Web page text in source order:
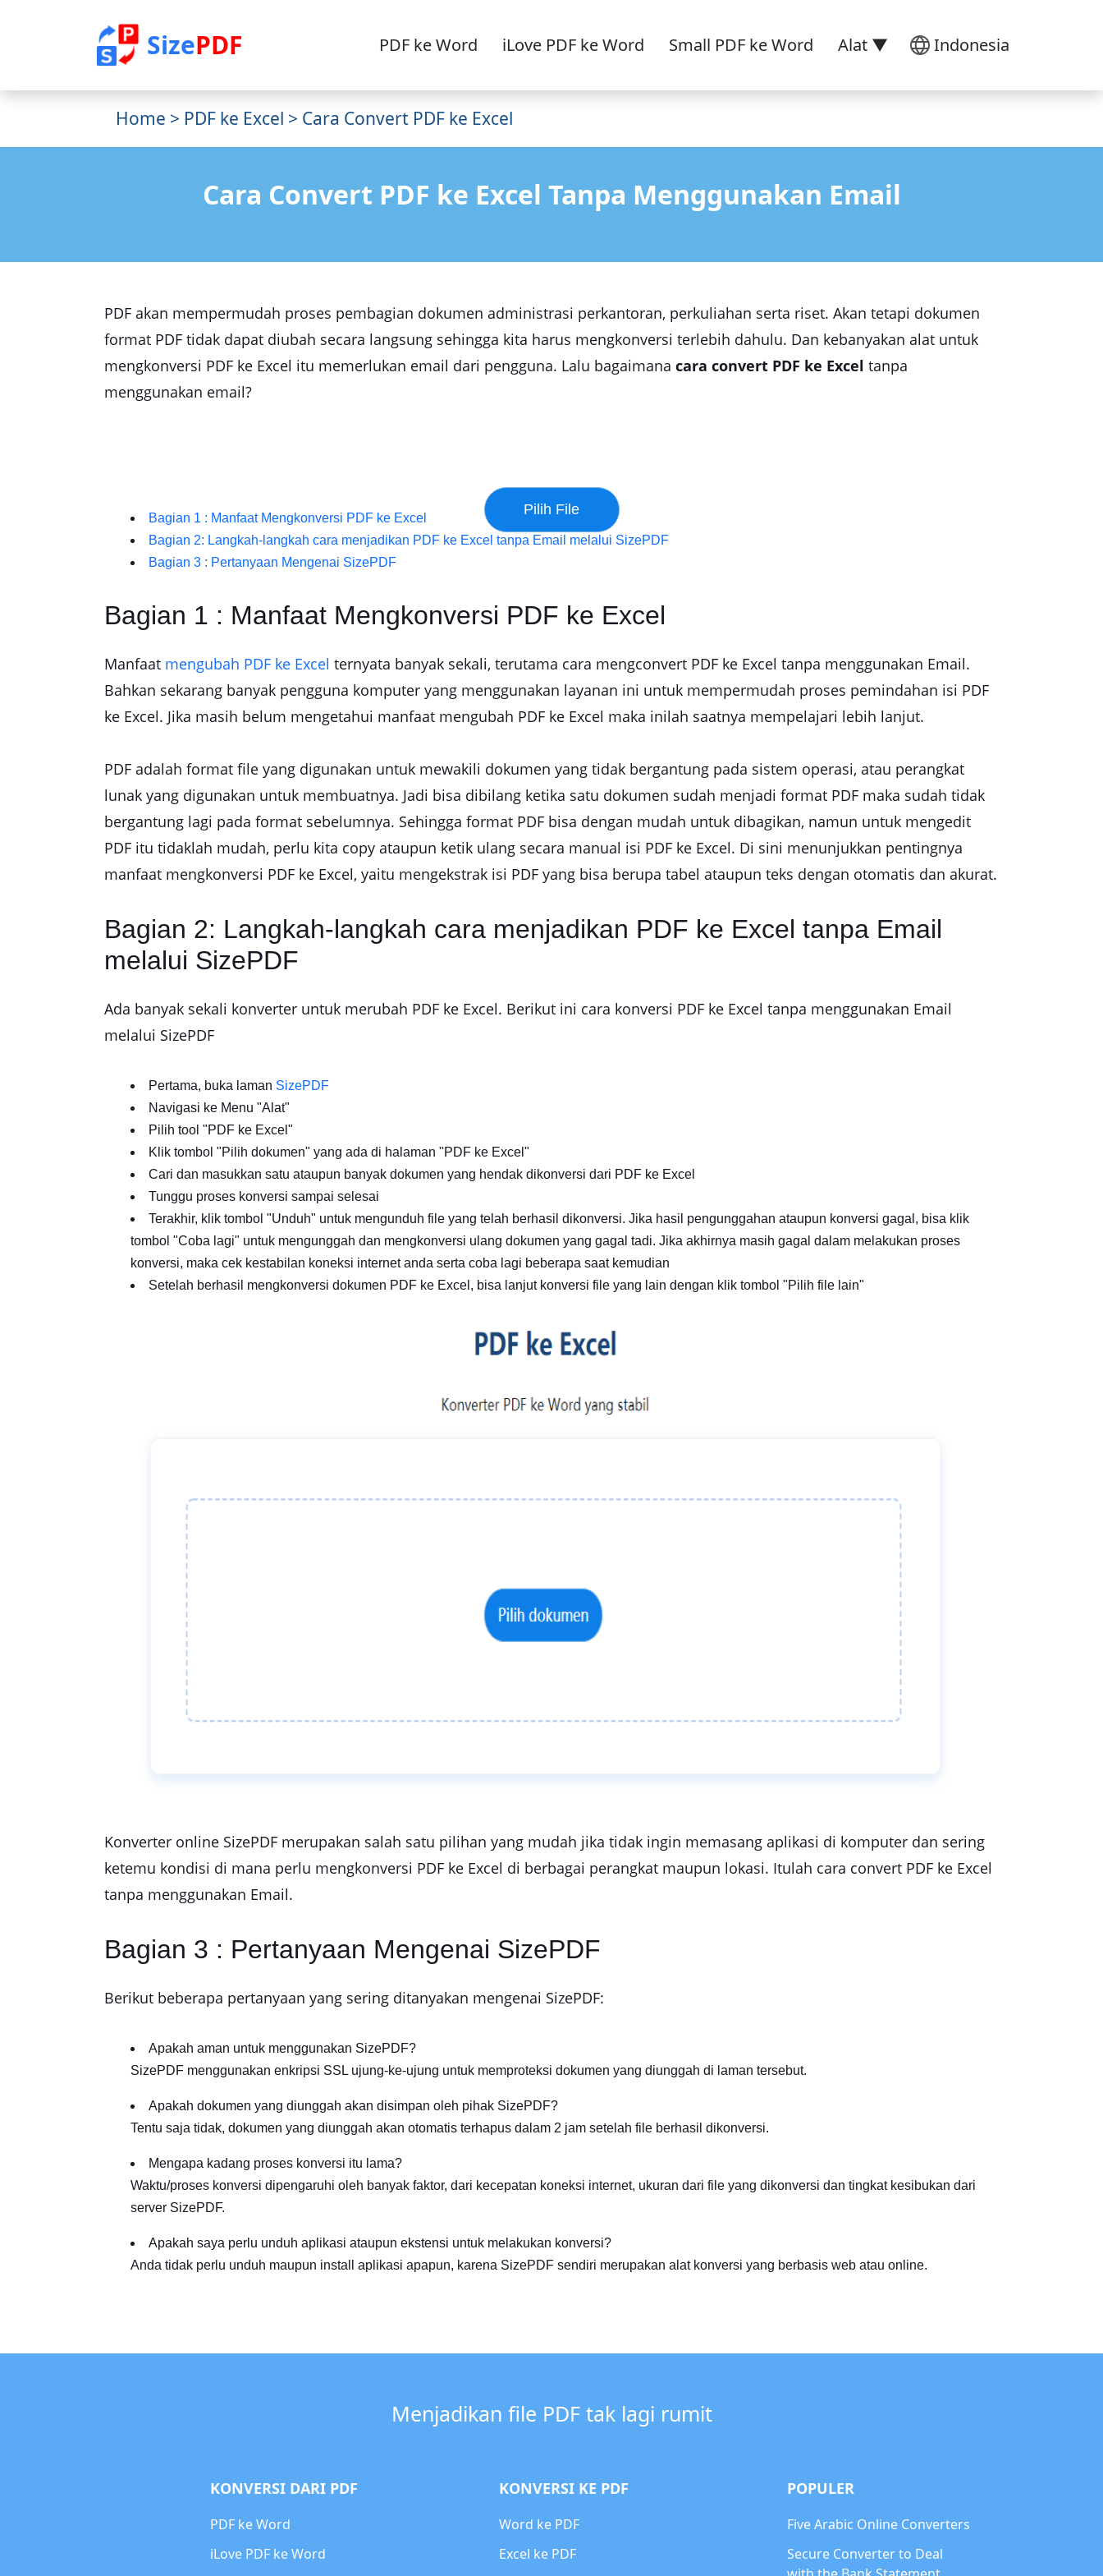
SizePDF Indonesia
PDF ke Word iLove PDF ke Word Small PDF ke Word Alat ▼
Home > PDF ke Excel > Cara Convert PDF ke Excel
Cara Convert PDF ke Excel Tanpa Menggunakan Email
PDF akan mempermudah proses pembagian dokumen administrasi perkantoran, perkuliahan serta riset. Akan tetapi dokumen
format PDF tidak dapat diubah secara langsung sehingga kita harus mengkonversi terlebih dahulu. Dan kebanyakan alat untuk
mengkonversi PDF ke Excel itu memerlukan email dari pengguna. Lalu bagaimana cara convert PDF ke Excel tanpa
menggunakan email?
Bagian 1 : Manfaat Mengkonversi PDF ke Excel
Bagian 2: Langkah-langkah cara menjadikan PDF ke Excel tanpa Email melalui SizePDF
Bagian 3 : Pertanyaan Mengenai SizePDF
Bagian 1 : Manfaat Mengkonversi PDF ke Excel
Manfaat mengubah PDF ke Excel ternyata banyak sekali, terutama cara mengconvert PDF ke Excel tanpa menggunakan Email.
Bahkan sekarang banyak pengguna komputer yang menggunakan layanan ini untuk mempermudah proses pemindahan isi PDF
ke Excel. Jika masih belum mengetahui manfaat mengubah PDF ke Excel maka inilah saatnya mempelajari lebih lanjut.
PDF adalah format file yang digunakan untuk mewakili dokumen yang tidak bergantung pada sistem operasi, atau perangkat
lunak yang digunakan untuk membuatnya. Jadi bisa dibilang ketika satu dokumen sudah menjadi format PDF maka sudah tidak
bergantung lagi pada format sebelumnya. Sehingga format PDF bisa dengan mudah untuk dibagikan, namun untuk mengedit
PDF itu tidaklah mudah, perlu kita copy ataupun ketik ulang secara manual isi PDF ke Excel. Di sini menunjukkan pentingnya
manfaat mengkonversi PDF ke Excel, yaitu mengekstrak isi PDF yang bisa berupa tabel ataupun teks dengan otomatis dan akurat.
Bagian 2: Langkah-langkah cara menjadikan PDF ke Excel tanpa Email
melalui SizePDF
Ada banyak sekali konverter untuk merubah PDF ke Excel. Berikut ini cara konversi PDF ke Excel tanpa menggunakan Email
melalui SizePDF
Pertama, buka laman SizePDF
Navigasi ke Menu "Alat"
Pilih tool "PDF ke Excel"
Klik tombol "Pilih dokumen" yang ada di halaman "PDF ke Excel"
Cari dan masukkan satu ataupun banyak dokumen yang hendak dikonversi dari PDF ke Excel
Tunggu proses konversi sampai selesai
Terakhir, klik tombol "Unduh" untuk mengunduh file yang telah berhasil dikonversi. Jika hasil pengunggahan ataupun konversi gagal, bisa klik
tombol "Coba lagi" untuk mengunggah dan mengkonversi ulang dokumen yang gagal tadi. Jika akhirnya masih gagal dalam melakukan proses
konversi, maka cek kestabilan koneksi internet anda serta coba lagi beberapa saat kemudian
Setelah berhasil mengkonversi dokumen PDF ke Excel, bisa lanjut konversi file yang lain dengan klik tombol "Pilih file lain"
Konverter online SizePDF merupakan salah satu pilihan yang mudah jika tidak ingin memasang aplikasi di komputer dan sering
ketemu kondisi di mana perlu mengkonversi PDF ke Excel di berbagai perangkat maupun lokasi. Itulah cara convert PDF ke Excel
tanpa menggunakan Email.
Bagian 3 : Pertanyaan Mengenai SizePDF
Berikut beberapa pertanyaan yang sering ditanyakan mengenai SizePDF:
Apakah aman untuk menggunakan SizePDF?
SizePDF menggunakan enkripsi SSL ujung-ke-ujung untuk memproteksi dokumen yang diunggah di laman tersebut.
Apakah dokumen yang diunggah akan disimpan oleh pihak SizePDF?
Tentu saja tidak, dokumen yang diunggah akan otomatis terhapus dalam 2 jam setelah file berhasil dikonversi.
Mengapa kadang proses konversi itu lama?
Waktu/proses konversi dipengaruhi oleh banyak faktor, dari kecepatan koneksi internet, ukuran dari file yang dikonversi dan tingkat kesibukan dari
server SizePDF.
Apakah saya perlu unduh aplikasi ataupun ekstensi untuk melakukan konversi?
Anda tidak perlu unduh maupun install aplikasi apapun, karena SizePDF sendiri merupakan alat konversi yang berbasis web atau online.
Menjadikan file PDF tak lagi rumit
KONVERSI DARI PDF
PDF ke Word
iLove PDF ke Word
KONVERSI KE PDF
Word ke PDF
Excel ke PDF
POPULER
Five Arabic Online Converters
Secure Converter to Deal